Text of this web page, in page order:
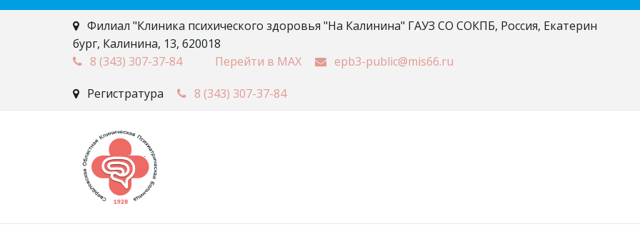
Филиал "Клиника психического здоровья "На Калинина" ГАУЗ СО СОКПБ, Россия, Екатерин
бург, Калинина, 13, 620018
8 (343) 307-37-84 Перейти в MAX epb3-public@mis66.ru
Регистратура 8 (343) 307-37-84